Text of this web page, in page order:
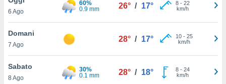
è
al sito
di
ci
di
6 Ago
60%
0.9 mm
26° / 17° 8- 22
km/h
Domani
7 Ago
28° / 17° 10- 25
km/h
Sabato
8 Ago
30%
0.1 mm
28° / 18° 8- 24
km/h